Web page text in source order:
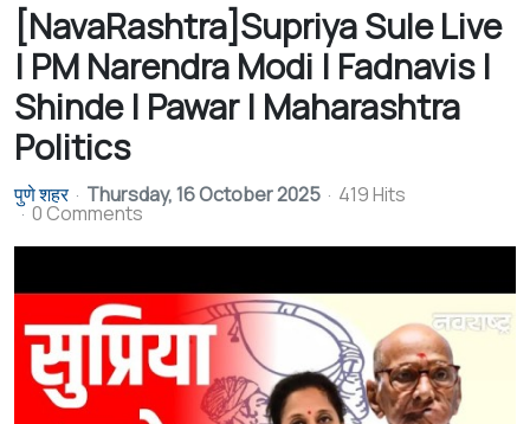
[NavaRashtra]Supriya Sule Live
| PM Narendra Modi | Fadnavis |
Shinde | Pawar | Maharashtra
Politics
पुणे शहर Thursday, 16 October 2025 419 Hits
0 Comments